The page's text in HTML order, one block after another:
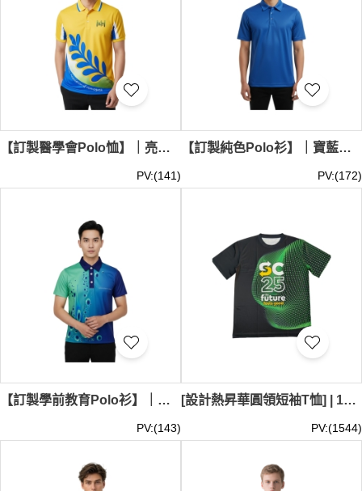
【訂製醫學會Polo恤】｜亮黃色設計｜藍白雙色條紋領｜兩側白色藍色拼接｜下擺藍綠漸變及文字 | 澳門顺勢療法醫學會 |VT324
PV:(141)
【訂製純色Polo衫】｜寶藍色設計｜經典翻領三顆鈕扣｜可加印或刺繡圖案 |熱升華Polo專門店 | VT326
PV:(172)
【訂製學前教育Polo衫】｜藍綠漸變衣身｜深藍色翻領｜趣味水滴氣泡印花｜胸口可加印校名｜COOKTOWN KINDY | VT323
PV:(143)
[設計熱昇華圓領短袖T恤] | 100% polyester | RPET再生環保T恤 | 全件熱升華印花 | 時尚全件熱升華 | 工作人員制服 | 團隊制服 | 活動制服 | P1871
PV:(1544)